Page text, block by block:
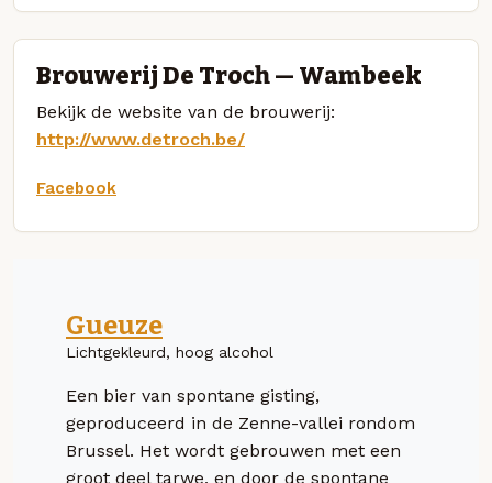
Brouwerij De Troch — Wambeek
Bekijk de website van de brouwerij:
http://www.detroch.be/
Facebook
Gueuze
Lichtgekleurd, hoog alcohol
Een bier van spontane gisting,
geproduceerd in de Zenne-vallei rondom
Brussel. Het wordt gebrouwen met een
groot deel tarwe, en door de spontane